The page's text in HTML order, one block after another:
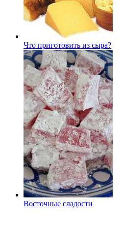
Что приготовить из сыра?
Восточные сладости